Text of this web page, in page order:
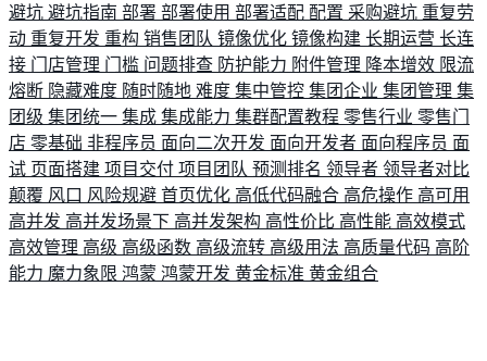
避坑 避坑指南 部署 部署使用 部署适配 配置 采购避坑 重复劳
动 重复开发 重构 销售团队 镜像优化 镜像构建 长期运营 长连
接 门店管理 门槛 问题排查 防护能力 附件管理 降本增效 限流
熔断 隐藏难度 随时随地 难度 集中管控 集团企业 集团管理 集
团级 集团统一 集成 集成能力 集群配置教程 零售行业 零售门
店 零基础 非程序员 面向二次开发 面向开发者 面向程序员 面
试 页面搭建 项目交付 项目团队 预测排名 领导者 领导者对比
颠覆 风口 风险规避 首页优化 高低代码融合 高危操作 高可用
高并发 高并发场景下 高并发架构 高性价比 高性能 高效模式
高效管理 高级 高级函数 高级流转 高级用法 高质量代码 高阶
能力 魔力象限 鸿蒙 鸿蒙开发 黄金标准 黄金组合